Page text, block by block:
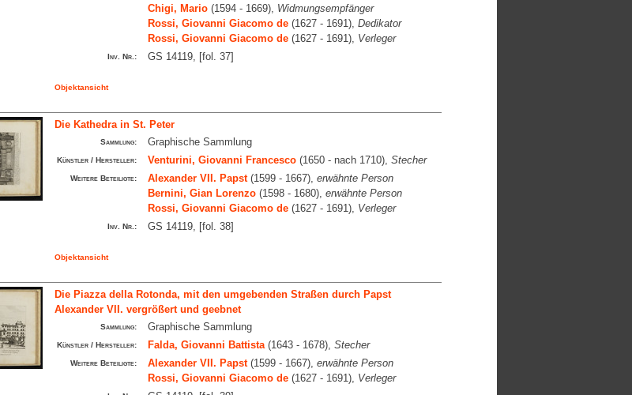
Chigi, Mario(1594 - 1669), Widmungsempfänger
Rossi, Giovanni Giacomo de(1627 - 1691), Dedikator
Rossi, Giovanni Giacomo de(1627 - 1691), Verleger
Inv. Nr.: GS 14119, [fol. 37]
Objektansicht
Die Kathedra in St. Peter
Sammlung: Graphische Sammlung
Künstler / Hersteller: Venturini, Giovanni Francesco(1650 - nach 1710), Stecher
Weitere Beteiligte: Alexander VII. Papst(1599 - 1667), erwähnte Person
Bernini, Gian Lorenzo(1598 - 1680), erwähnte Person
Rossi, Giovanni Giacomo de(1627 - 1691), Verleger
Inv. Nr.: GS 14119, [fol. 38]
Objektansicht
Die Piazza della Rotonda, mit den umgebenden Straßen durch Papst
Alexander VII. vergrößert und geebnet
Sammlung: Graphische Sammlung
Künstler / Hersteller: Falda, Giovanni Battista(1643 - 1678), Stecher
Weitere Beteiligte: Alexander VII. Papst(1599 - 1667), erwähnte Person
Rossi, Giovanni Giacomo de(1627 - 1691), Verleger